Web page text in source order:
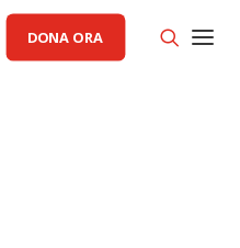
DONA ORA